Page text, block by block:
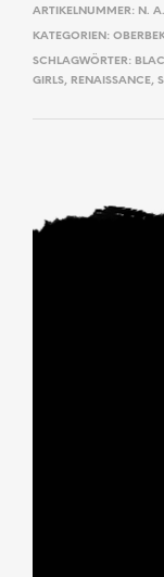
ARTIKELNUMMER: N. A.
KATEGORIEN:
SCHLAGWÖRTER:
GIRLS, RENAISSANCE,